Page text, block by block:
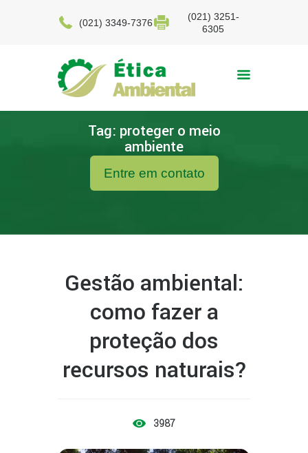
(021) 3349-7376
(021) 3251-
6305
Entre em contato
Tag: proteger o meio
ambiente
Gestão ambiental:
como fazer a
proteção dos
recursos naturais?
3987